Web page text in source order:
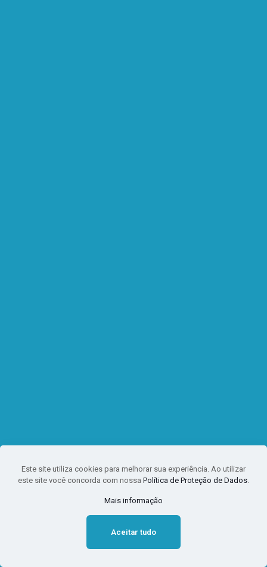
Este site utiliza cookies para melhorar sua experiência. Ao utilizar
este site você concorda com nossa Política de Proteção de Dados.
Mais informação
Aceitar tudo